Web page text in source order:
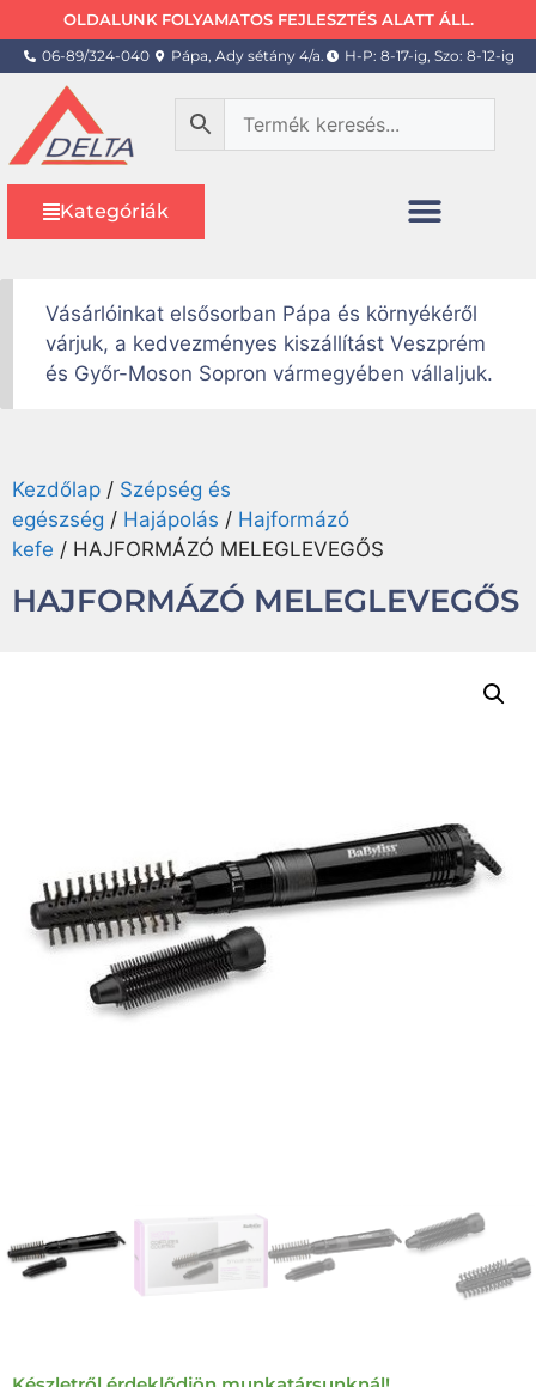
OLDALUNK FOLYAMATOS FEJLESZTÉS ALATT ÁLL.
06-89/324-040 Pápa, Ady sétány 4/a. H-P: 8-17-ig, Szo: 8-12-ig
Kategóriák
Vásárlóinkat elsősorban Pápa és környékéről
várjuk, a kedvezményes kiszállítást Veszprém
és Győr-Moson Sopron vármegyében vállaljuk.
Kezdőlap / Szépség és
egészség / Hajápolás / Hajformázó
kefe / HAJFORMÁZÓ MELEGLEVEGŐS
HAJFORMÁZÓ MELEGLEVEGŐS